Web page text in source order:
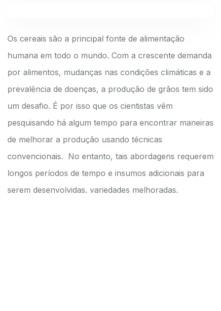
Os cereais são a principal fonte de alimentação
humana em todo o mundo. Com a crescente demanda
por alimentos, mudanças nas condições climáticas e a
prevalência de doenças, a produção de grãos tem sido
um desafio. É por isso que os cientistas vêm
pesquisando há algum tempo para encontrar maneiras
de melhorar a produção usando técnicas
convencionais. No entanto, tais abordagens requerem
longos períodos de tempo e insumos adicionais para
serem desenvolvidas. variedades melhoradas.